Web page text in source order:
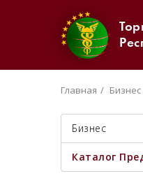
Главная Бизнес
Бизнес
Каталог